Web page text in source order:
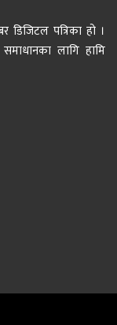
डिजिटल पत्रिका हो ।
लागि हामि